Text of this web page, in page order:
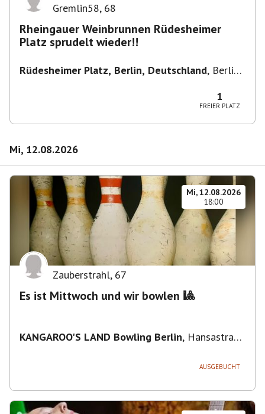
Gremlin58, 68
Rheingauer Weinbrunnen Rüdesheimer
Platz sprudelt wieder!!
Rüdesheimer Platz, Berlin, Deutschland, Berlin-
1
FREIER PLATZ
Mi, 12.08.2026
Mi, 12.08.2026
18:00
Zauberstrahl, 67
Es ist Mittwoch und wir bowlen 🎱
KANGAROO'S LAND Bowling Berlin, Hansastraße
AUSGEBUCHT